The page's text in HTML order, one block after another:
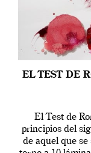
EL TEST DE
El Test de
principios del
de aquel que